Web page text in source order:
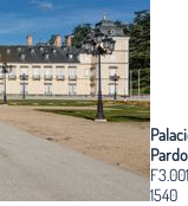
Pardo
F3.001
1540